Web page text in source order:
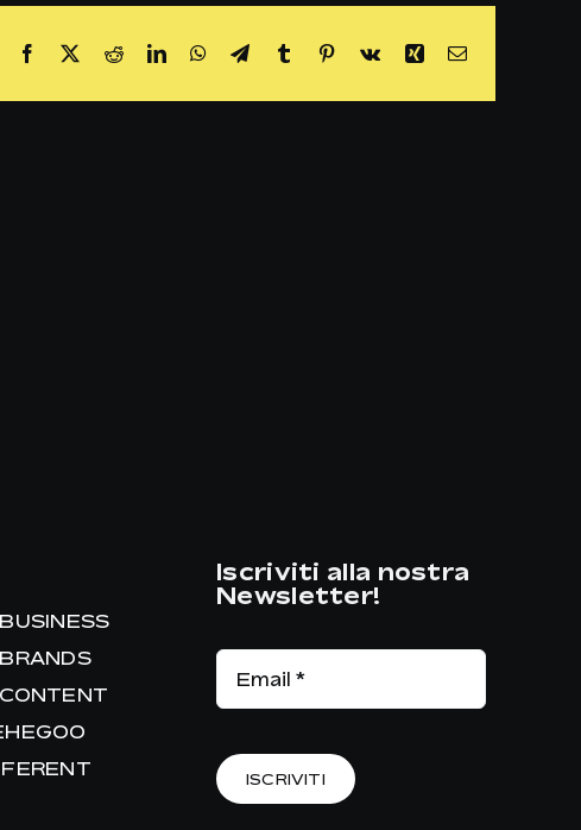
Facebook RedditLinkedInWhatsApp
TelegramTumblr Pinterest
Vk XingEmail
Iscriviti alla nostra
Newsletter!
ISCRIVITI